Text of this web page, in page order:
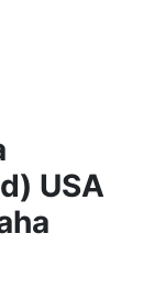
USA